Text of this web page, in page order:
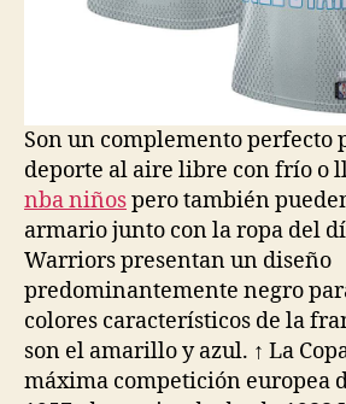
Son un complemento perfecto
deporte al aire libre con frío o
nba niñospero también
armario junto con la ropa del
Warriors presentan un diseño
predominantemente negro
colores característicos de la
son el amarillo y azul. ↑ La
máxima competición europea